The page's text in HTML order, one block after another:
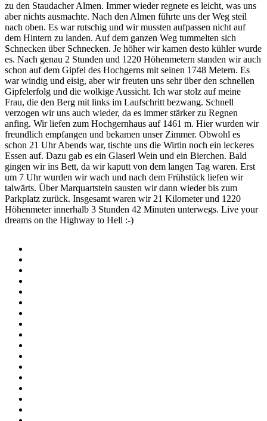
zu den Staudacher Almen. Immer wieder regnete es leicht, was uns
aber nichts ausmachte. Nach den Almen führte uns der Weg steil
nach oben. Es war rutschig und wir mussten aufpassen nicht auf
dem Hintern zu landen. Auf dem ganzen Weg tummelten sich
Schnecken über Schnecken. Je höher wir kamen desto kühler wurde
es. Nach genau 2 Stunden und 1220 Höhenmetern standen wir auch
schon auf dem Gipfel des Hochgerns mit seinen 1748 Metern. Es
war windig und eisig, aber wir freuten uns sehr über den schnellen
Gipfelerfolg und die wolkige Aussicht. Ich war stolz auf meine
Frau, die den Berg mit links im Laufschritt bezwang. Schnell
verzogen wir uns auch wieder, da es immer stärker zu Regnen
anfing. Wir liefen zum Hochgernhaus auf 1461 m. Hier wurden wir
freundlich empfangen und bekamen unser Zimmer. Obwohl es
schon 21 Uhr Abends war, tischte uns die Wirtin noch ein leckeres
Essen auf. Dazu gab es ein Glaserl Wein und ein Bierchen. Bald
gingen wir ins Bett, da wir kaputt von dem langen Tag waren. Erst
um 7 Uhr wurden wir wach und nach dem Frühstück liefen wir
talwärts. Über Marquartstein sausten wir dann wieder bis zum
Parkplatz zurück. Insgesamt waren wir 21 Kilometer und 1220
Höhenmeter innerhalb 3 Stunden 42 Minuten unterwegs. Live your
dreams on the Highway to Hell :-)